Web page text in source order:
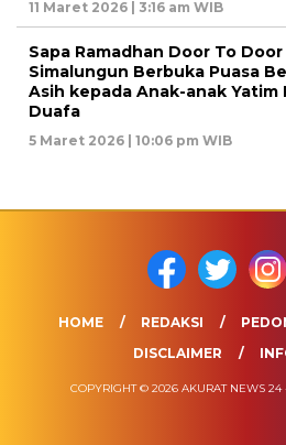
11 Maret 2026 | 3:16 am WIB
Sapa Ramadhan Door To
Simalungun Berbuka Puasa
Asih kepada Anak-anak Yatim
Duafa
5 Maret 2026 | 10:06 pm WIB
HOME REDAKSI
DISCLAIMER
COPYRIGHT © 2026 AKURAT NEWS 24